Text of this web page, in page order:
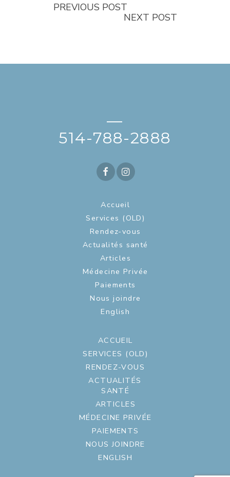
PREVIOUS POST
NEXT POST
—
514-788-2888
Accueil
Services (OLD)
Rendez-vous
Actualités santé
Articles
Médecine Privée
Paiements
Nous joindre
English
ACCUEIL
SERVICES (OLD)
RENDEZ-VOUS
ACTUALITÉS
SANTÉ
ARTICLES
MÉDECINE PRIVÉE
PAIEMENTS
NOUS JOINDRE
ENGLISH